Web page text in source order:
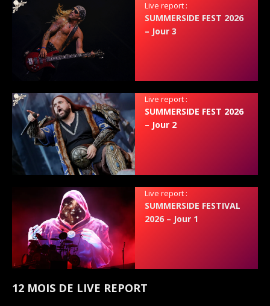
Live report :
SUMMERSIDE FEST 2026
– Jour 3
Live report :
SUMMERSIDE FEST 2026
– Jour 2
Live report :
SUMMERSIDE FESTIVAL
2026 – Jour 1
12 MOIS DE LIVE REPORT